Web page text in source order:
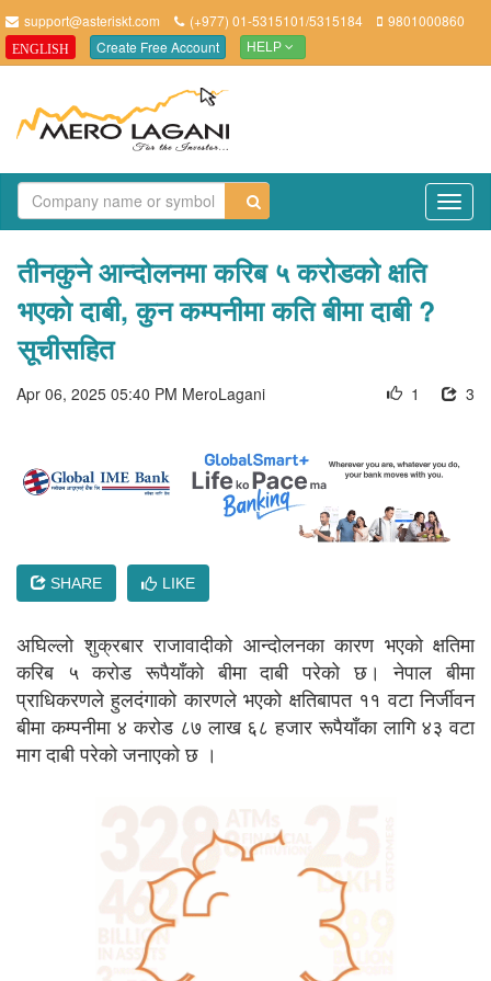
support@asteriskt.com (+977) 01-5315101/5315184 9801000860
ENGLISH Create Free Account HELP
तीनकुने आन्दोलनमा करिब ५ करोडको क्षति
भएकाे दाबी, कुन कम्पनीमा कति बीमा दाबी ?
सूचीसहित
Apr 06, 2025 05:40 PM MeroLagani 3
1
SHARE LIKE
अघिल्लाे शुक्रबार राजावादीको आन्दोलनका कारण भएको क्षतिमा
करिब ५ करोड रूपैयाँको बीमा दाबी परेको छ। नेपाल बीमा
प्राधिकरणले हुलदंगाको कारणले भएको क्षतिबापत ११ वटा निर्जीवन
बीमा कम्पनीमा ४ करोड ८७ लाख ६८ हजार रूपैयाँका लागि ४३ वटा
माग दाबी परेको जनाएको छ ।